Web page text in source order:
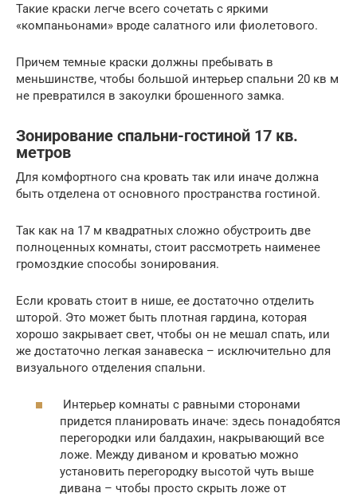
Такие краски легче всего сочетать с яркими
«компаньонами» вроде салатного или фиолетового.
Причем темные краски должны пребывать в
меньшинстве, чтобы большой интерьер спальни 20 кв м
не превратился в закоулки брошенного замка.
Зонирование спальни-гостиной 17 кв.
метров
Для комфортного сна кровать так или иначе должна
быть отделена от основного пространства гостиной.
Так как на 17 м квадратных сложно обустроить две
полноценных комнаты, стоит рассмотреть наименее
громоздкие способы зонирования.
Если кровать стоит в нише, ее достаточно отделить
шторой. Это может быть плотная гардина, которая
хорошо закрывает свет, чтобы он не мешал спать, или
же достаточно легкая занавеска – исключительно для
визуального отделения спальни.
Интерьер комнаты с равными сторонами
придется планировать иначе: здесь понадобятся
перегородки или балдахин, накрывающий все
ложе. Между диваном и кроватью можно
установить перегородку высотой чуть выше
дивана – чтобы просто скрыть ложе от